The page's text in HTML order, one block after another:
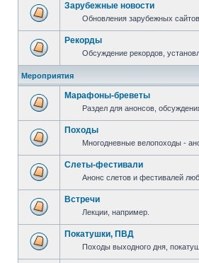
Зарубежные новости
Обновления зарубежных
Рекорды
Обсуждение рекордов,
Мероприятия
Марафоны-бреветы
Раздел для анонсов,
Походы
Многодневные велопоходы -
Слеты-фестивали
Анонс слетов и фестивалей
Встречи
Лекции, например.
Покатушки, ПВД
Походы выходного дня,